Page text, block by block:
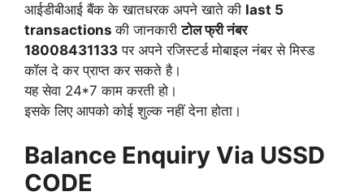
आईडीबीआई बैंक के खातधरक अपने खाते की last 5
transactionsकी जानकारीटोल फ्री नंबर
18008431133 पर अपने रजिस्टर्ड मोबाइल नंबर से मिस्ड
कॉल दे कर प्राप्त कर सकते है।
यह सेवा 24*7 काम करती हो।
इसके लिए आपको कोई शुल्क नहीं देना होता।
Balance Enquiry Via USSD
CODE